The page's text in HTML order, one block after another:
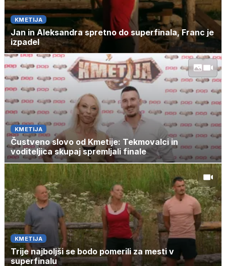
KMETIJA
Jan in Aleksandra spretno do superfinala, Franc je
izpadel
KMETIJA
Čustveno slovo od Kmetije: Tekmovalci in
voditeljica skupaj spremljali finale
KMETIJA
Trije najboljši se bodo pomerili za mesti v
superfinalu